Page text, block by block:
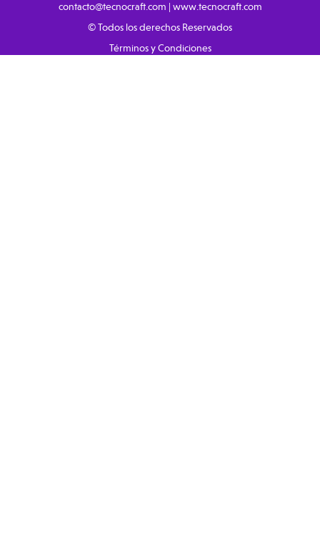
contacto@tecnocraft.com | www.tecnocraft.com
© Todos los derechos Reservados
Términos y Condiciones